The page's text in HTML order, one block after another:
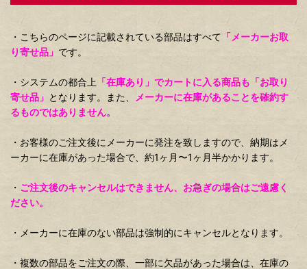
・こちらのページに記載されている部品はすべて 「メーカーお取
り寄せ品」 です。
・システムの都合上 「在庫あり」でカートに入る商品も「お取り
寄せ品」 となります。また、
メーカーに在庫があることを確約す
るものではありません。
・お客様のご注文後にメーカーに発注を致しますので、納期はメ
ーカーに在庫があった場合で、約1ヶ月〜1ヶ月半かかります。
・ ご注文後のキャンセルはできません、お急ぎの場合はご遠慮く
ださい。
・メーカーに在庫のない部品は強制的にキャンセルとなります。
・複数の部品をご注文の際、一部に欠品があった場合は、在庫の